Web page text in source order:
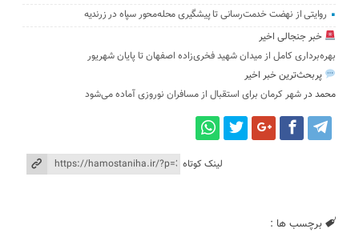
روایتی از نهضت خدمت‌رسانی تا پیشگیری محله‌محور سپاه در زرندیه
خبر جنجالی اخیر
بهره‌برداری کامل از میدان شهید فخری‌زاده اصفهان تا پایان شهریور
پربحث‌ترین خبر اخیر
محمد درشهر کرمان برای استقبال از مسافران نوروزی آماده می‌شود
لینک کوتاه
برچسب ها :